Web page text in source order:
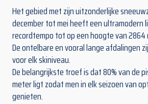
Het gebied met zijn uitzonderlijke
december tot mei heeft een ultramodern
recordtempo tot op een hoogte van
De ontelbare en vooral lange afdalingen
voor elk skiniveau.
De belangrijkste troef is dat 80% van de
meter ligt zodat men in elk seizoen van
genieten.